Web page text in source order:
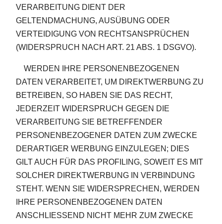
VERARBEITUNG DIENT DER
GELTENDMACHUNG, AUSÜBUNG ODER
VERTEIDIGUNG VON RECHTSANSPRÜCHEN
(WIDERSPRUCH NACH ART. 21 ABS. 1 DSGVO).
WERDEN IHRE PERSONENBEZOGENEN
DATEN VERARBEITET, UM DIREKTWERBUNG ZU
BETREIBEN, SO HABEN SIE DAS RECHT,
JEDERZEIT WIDERSPRUCH GEGEN DIE
VERARBEITUNG SIE BETREFFENDER
PERSONENBEZOGENER DATEN ZUM ZWECKE
DERARTIGER WERBUNG EINZULEGEN; DIES
GILT AUCH FÜR DAS PROFILING, SOWEIT ES MIT
SOLCHER DIREKTWERBUNG IN VERBINDUNG
STEHT. WENN SIE WIDERSPRECHEN, WERDEN
IHRE PERSONENBEZOGENEN DATEN
ANSCHLIESSEND NICHT MEHR ZUM ZWECKE